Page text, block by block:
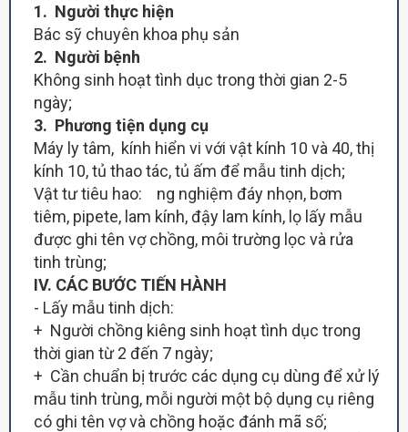
1. Người thực hiện
Bác sỹ chuyên khoa phụ sản
2. Người bệnh
Không sinh hoạt tình dục trong thời gian 2-5
ngày;
3. Phương tiện dụng cụ
Máy ly tâm, kính hiển vi với vật kính 10 và 40, thị
kính 10, tủ thao tác, tủ ấm để mẫu tinh dịch;
Vật tư tiêu hao: ng nghiệm đáy nhọn, bơm
tiêm, pipete, lam kính, đậy lam kính, lọ lấy mẫu
được ghi tên vợ chồng, môi trường lọc và rửa
tinh trùng;
IV. CÁC BƯỚC TIẾN HÀNH
- Lấy mẫu tinh dịch:
+ Người chồng kiêng sinh hoạt tình dục trong
thời gian từ 2 đến 7 ngày;
+ Cần chuẩn bị trước các dụng cụ dùng để xử lý
mẫu tinh trùng, mỗi người một bộ dụng cụ riêng
có ghi tên vợ và chồng hoặc đánh mã số;